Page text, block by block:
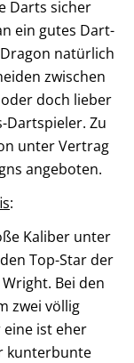
Darts sicher
ein gutes Dart-
Dragon natürlich
zwischen
doch lieber
Dartspieler. Zu
unter Vertrag
angeboten.
:
Kaliber unter
Top-Star der
Bei den
zwei völlig
ist eher
kunterbunte